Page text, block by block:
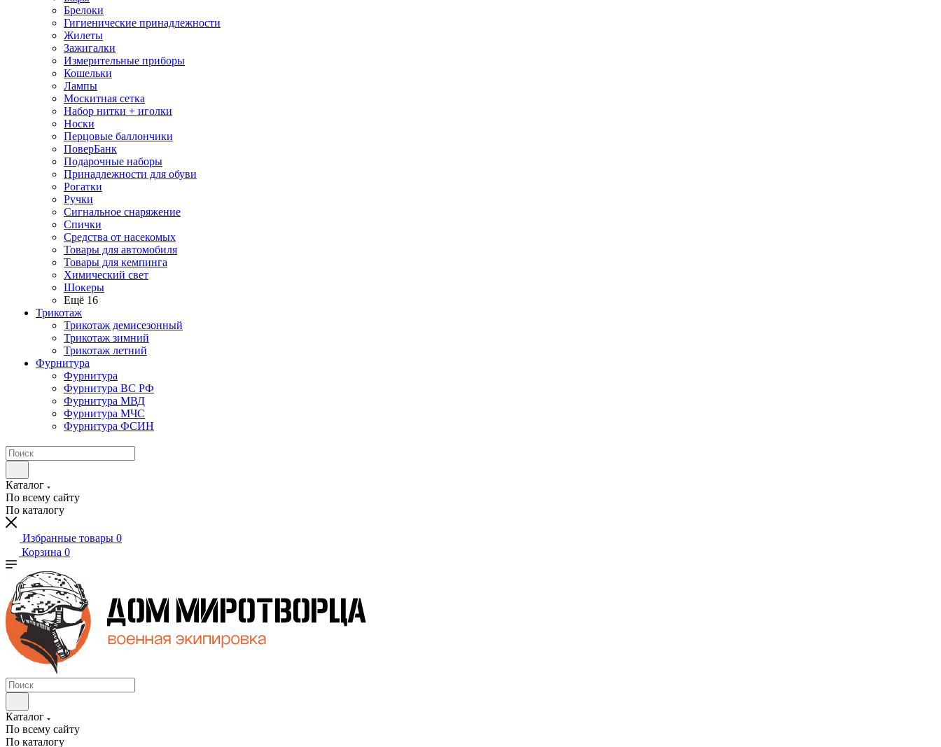
Брелоки
Гигиенические принадлежности
Жилеты
Зажигалки
Измерительные приборы
Кошельки
Лампы
Москитная сетка
Набор нитки + иголки
Носки
Перцовые баллончики
ПоверБанк
Подарочные наборы
Принадлежности для обуви
Рогатки
Ручки
Сигнальное снаряжение
Спички
Средства от насекомых
Товары для автомобиля
Товары для кемпинга
Химический свет
Шокеры
Ещё 16
Трикотаж
Трикотаж демисезонный
Трикотаж зимний
Трикотаж летний
Фурнитура
Фурнитура
Фурнитура ВС РФ
Фурнитура МВД
Фурнитура МЧС
Фурнитура ФСИН
Каталог
По всему сайту
По каталогу
Избранные товары 0
Корзина 0
Каталог
По всему сайту
По каталогу